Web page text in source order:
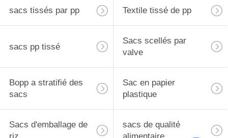
sacs tissés par pp Textile tissé de pp
sacs pp tissé
Sacs scellés par
valve
Bopp a stratifié des
sacs
Sac en papier
plastique
Sacs d'emballage de
sacs de qualité